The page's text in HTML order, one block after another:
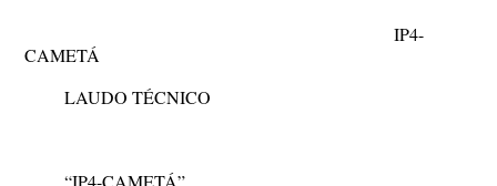
IP4-
CAMETÁ
LAUDO TÉCNICO
“IP4-CAMETÁ”